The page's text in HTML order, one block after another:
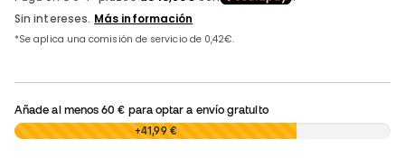
Añade al menos60 € para optar a envío gratuito
0,00 € +41,99 €